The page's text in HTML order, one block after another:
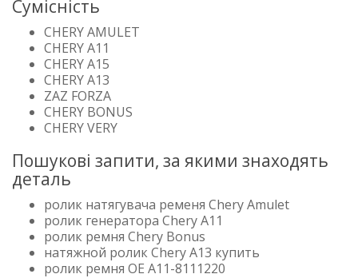
Сумісність
CHERY AMULET
CHERY A11
CHERY A15
CHERY A13
ZAZ FORZA
CHERY BONUS
CHERY VERY
Пошукові запити, за якими знаходять
деталь
ролик натягувача ременя Chery Amulet
ролик генератора Chery A11
ролик ремня Chery Bonus
натяжной ролик Chery A13 купить
ролик ремня OE A11-8111220